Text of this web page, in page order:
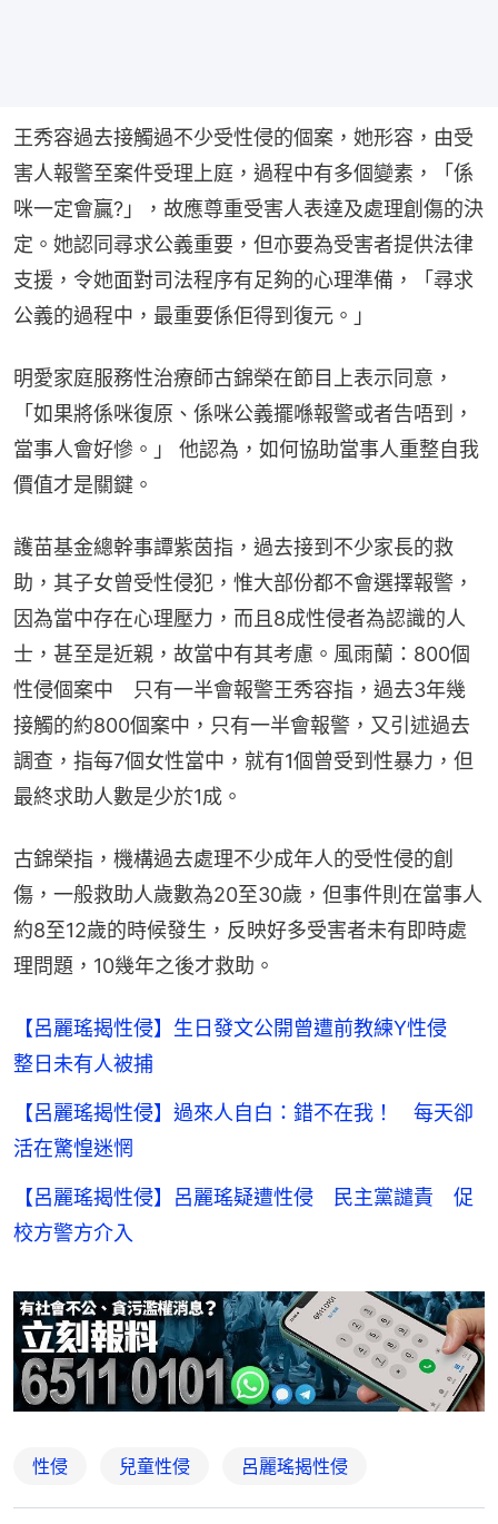
王秀容過去接觸過不少受性侵的個案，她形容，由受
害人報警至案件受理上庭，過程中有多個變素，「係
咪一定會贏?」，故應尊重受害人表達及處理創傷的決
定。她認同尋求公義重要，但亦要為受害者提供法律
支援，令她面對司法程序有足夠的心理準備，「尋求
公義的過程中，最重要係佢得到復元。」
明愛家庭服務性治療師古錦榮在節目上表示同意，
「如果將係咪復原、係咪公義擺喺報警或者告唔到，
當事人會好慘。」 他認為，如何協助當事人重整自我
價值才是關鍵。
護苗基金總幹事譚紫茵指，過去接到不少家長的救
助，其子女曾受性侵犯，惟大部份都不會選擇報警，
因為當中存在心理壓力，而且8成性侵者為認識的人
士，甚至是近親，故當中有其考慮。風雨蘭：800個
性侵個案中　只有一半會報警王秀容指，過去3年幾
接觸的約800個案中，只有一半會報警，又引述過去
調查，指每7個女性當中，就有1個曾受到性暴力，但
最終求助人數是少於1成。
古錦榮指，機構過去處理不少成年人的受性侵的創
傷，一般救助人歲數為20至30歲，但事件則在當事人
約8至12歲的時候發生，反映好多受害者未有即時處
理問題，10幾年之後才救助。
【呂麗瑤揭性侵】生日發文公開曾遭前教練Y性侵
整日未有人被捕
【呂麗瑤揭性侵】過來人自白：錯不在我！ 每天卻
活在驚惶迷惘
【呂麗瑤揭性侵】呂麗瑤疑遭性侵 民主黨譴責 促
校方警方介入
性侵 兒童性侵 呂麗瑤揭性侵